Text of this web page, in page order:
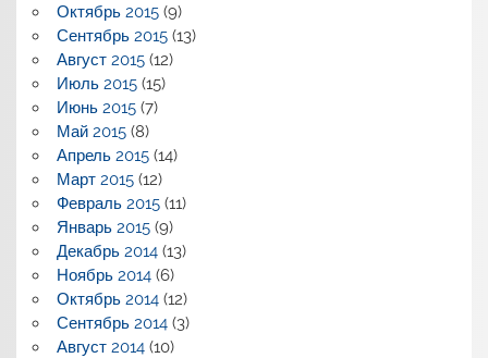
Октябрь 2015(9)
Сентябрь 2015(13)
Август 2015(12)
Июль 2015(15)
Июнь 2015(7)
Май 2015(8)
Апрель 2015(14)
Март 2015(12)
Февраль 2015(11)
Январь 2015(9)
Декабрь 2014(13)
Ноябрь 2014(6)
Октябрь 2014(12)
Сентябрь 2014(3)
Август 2014(10)